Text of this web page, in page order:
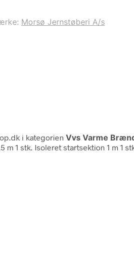
Morsø Jernstøberi A/s
i kategorien Vvs Varme
1 stk. Isoleret startsektion 1 m 1